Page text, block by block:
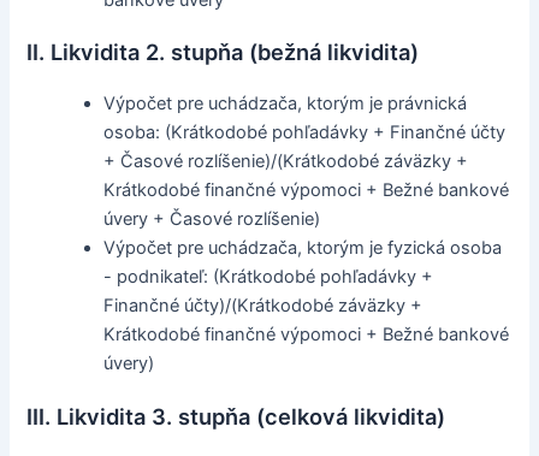
II. Likvidita 2. stupňa (bežná likvidita)
Výpočet pre uchádzača, ktorým je právnická
osoba: (Krátkodobé pohľadávky + Finančné účty
+ Časové rozlíšenie)/(Krátkodobé záväzky +
Krátkodobé finančné výpomoci + Bežné bankové
úvery + Časové rozlíšenie)
Výpočet pre uchádzača, ktorým je fyzická osoba
- podnikateľ: (Krátkodobé pohľadávky +
Finančné účty)/(Krátkodobé záväzky +
Krátkodobé finančné výpomoci + Bežné bankové
úvery)
III. Likvidita 3. stupňa (celková likvidita)